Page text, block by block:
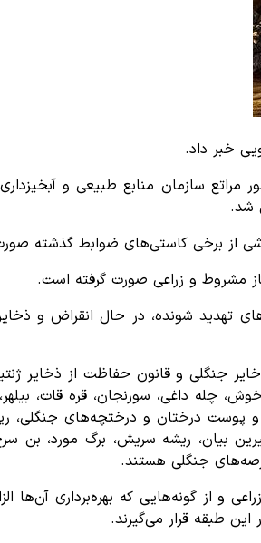
خبر داد.
مراتع سازمان منابع طبیعی و
شد.
از برخی کاستی‌های ضوابط گذشته
مشروط و زراعی صورت گرفته است.
تهدید شونده، در حال انقراض و
ذکر شده در ماده ۱ قانون حفظ و حمایت از ذخایر
داغی، سورنجان، قره قات، بیلهر،
پوست درختان و درختچه‌های جنگلی،
ریشه سریش، برگ مورد، بن سرخ،
جنگلی هستند.
و از گونه‌هایی که بهره‌برداری
طبقه قرار می‌گیرند.